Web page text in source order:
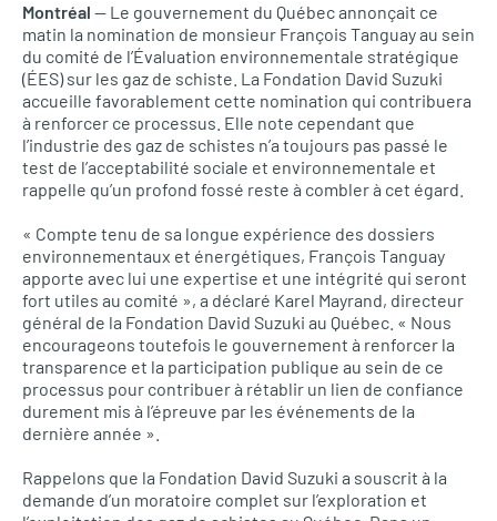
Montréal — Le gouvernement du Québec annonçait ce
matin la nomination de monsieur François Tanguay au sein
du comité de l’Évaluation environnementale stratégique
(ÉES) sur les gaz de schiste. La Fondation David Suzuki
accueille favorablement cette nomination qui contribuera
à renforcer ce processus. Elle note cependant que
l’industrie des gaz de schistes n’a toujours pas passé le
test de l’acceptabilité sociale et environnementale et
rappelle qu’un profond fossé reste à combler à cet égard.
« Compte tenu de sa longue expérience des dossiers
environnementaux et énergétiques, François Tanguay
apporte avec lui une expertise et une intégrité qui seront
fort utiles au comité », a déclaré Karel Mayrand, directeur
général de la Fondation David Suzuki au Québec. « Nous
encourageons toutefois le gouvernement à renforcer la
transparence et la participation publique au sein de ce
processus pour contribuer à rétablir un lien de confiance
durement mis à l’épreuve par les événements de la
dernière année ».
Rappelons que la Fondation David Suzuki a souscrit à la
demande d’un moratoire complet sur l’exploration et